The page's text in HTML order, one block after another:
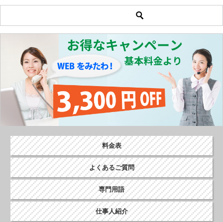
投
稿
ビ
ゲ
ー
シ
ョ
ン
料金表
よくあるご質問
専門用語
仕事人紹介